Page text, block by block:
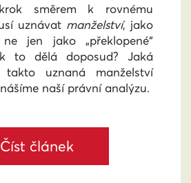
směrem k rovnému
uznávat manželství, jako
jen jako „překlopené“
to dělá doposud? Jaká
uznaná manželství
naší právní analýzu.
Číst článek